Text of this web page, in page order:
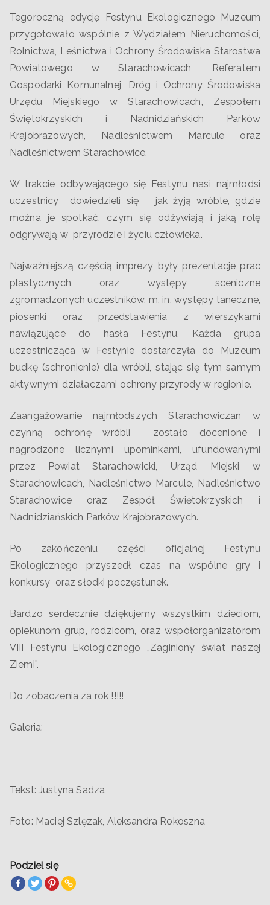
Tegoroczną edycję Festynu Ekologicznego Muzeum
przygotowało wspólnie z Wydziałem Nieruchomości,
Rolnictwa, Leśnictwa i Ochrony Środowiska Starostwa
Powiatowego w Starachowicach, Referatem
Gospodarki Komunalnej, Dróg i Ochrony Środowiska
Urzędu Miejskiego w Starachowicach, Zespołem
Świętokrzyskich i Nadnidziańskich Parków
Krajobrazowych, Nadleśnictwem Marcule oraz
Nadleśnictwem Starachowice.
W trakcie odbywającego się Festynu nasi najmłodsi
uczestnicy dowiedzieli się jak żyją wróble, gdzie
można je spotkać, czym się odżywiają i jaką rolę
odgrywają w przyrodzie i życiu człowieka.
Najważniejszą częścią imprezy były prezentacje prac
plastycznych oraz występy sceniczne
zgromadzonych uczestników, m. in. występy taneczne,
piosenki oraz przedstawienia z wierszykami
nawiązujące do hasła Festynu. Każda grupa
uczestnicząca w Festynie dostarczyła do Muzeum
budkę (schronienie) dla wróbli, stając się tym samym
aktywnymi działaczami ochrony przyrody w regionie.
Zaangażowanie najmłodszych Starachowiczan w
czynną ochronę wróbli zostało docenione i
nagrodzone licznymi upominkami, ufundowanymi
przez Powiat Starachowicki, Urząd Miejski w
Starachowicach, Nadleśnictwo Marcule, Nadleśnictwo
Starachowice oraz Zespół Świętokrzyskich i
Nadnidziańskich Parków Krajobrazowych.
Po zakończeniu części oficjalnej Festynu
Ekologicznego przyszedł czas na wspólne gry i
konkursy oraz słodki poczęstunek.
Bardzo serdecznie dziękujemy wszystkim dzieciom,
opiekunom grup, rodzicom, oraz współorganizatorom
VIII Festynu Ekologicznego „Zaginiony świat naszej
Ziemi”.
Do zobaczenia za rok !!!!!
Galeria:
Tekst: Justyna Sadza
Foto: Maciej Szlęzak, Aleksandra Rokoszna
Podziel się